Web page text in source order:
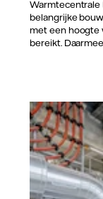
Warmtecentrale
belangrijke
met een hoogte
bereikt.
Vattenfall/